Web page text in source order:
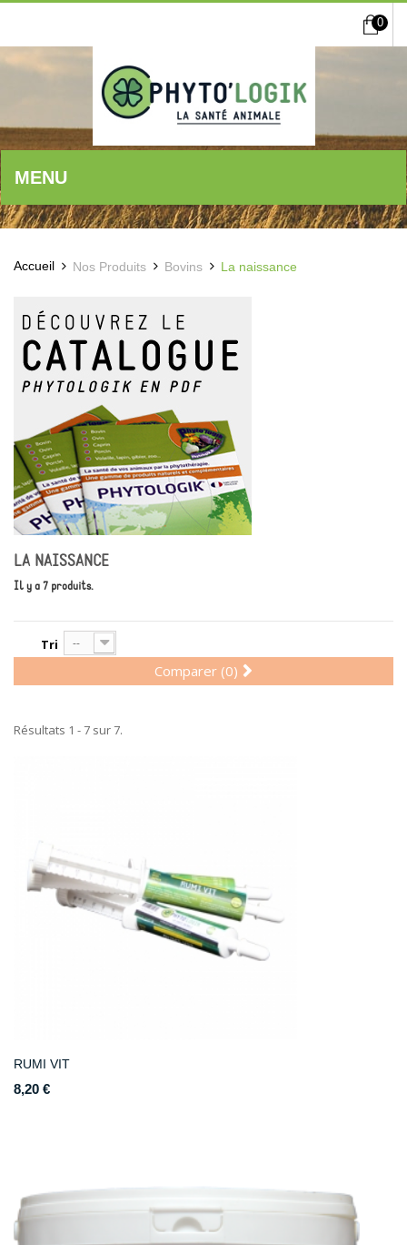
0
MENU
Accueil Nos Produits Bovins La naissance
LA NAISSANCE
Il y a 7 produits.
Tri --
Comparer (0)
Résultats 1 - 7 sur 7.
RUMI VIT
8,20 €